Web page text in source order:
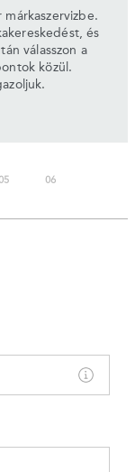
és
válasszon a
közül.